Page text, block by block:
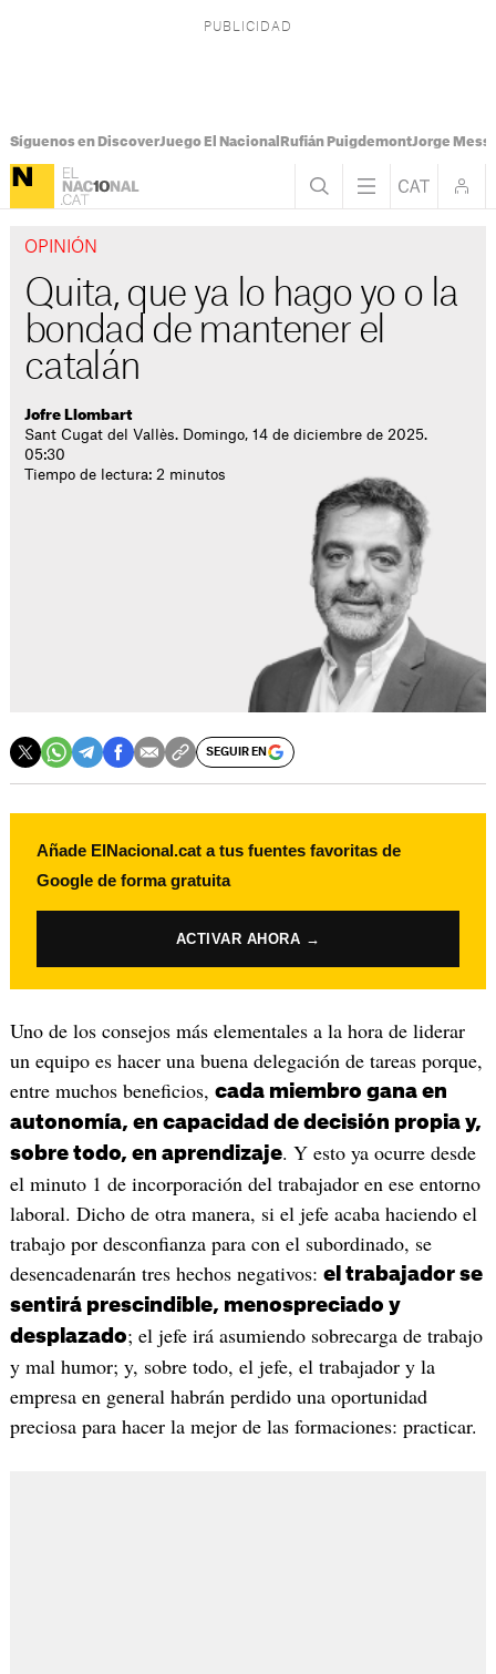
Síguenos en DiscoverJuego El Nacional Rufián PuigdemontJorge Messi
OPINIÓN
Quita, que ya lo hago yo o la
bondad de mantener el
catalán
Jofre Llombart
Sant Cugat del Vallès. Domingo, 14 de diciembre de 2025.
05:30
Tiempo de lectura: 2 minutos
SEGUIR EN
Añade ElNacional.cat a tus fuentes favoritas de
Google de forma gratuita
ACTIVAR AHORA →
Uno de los consejos más elementales a la hora de liderar
un equipo es hacer una buena delegación de tareas porque,
entre muchos beneficios, cada miembro gana en
autonomía, en capacidad de decisión propia y,
sobre todo, en aprendizaje. Y esto ya ocurre desde
el minuto 1 de incorporación del trabajador en ese entorno
laboral. Dicho de otra manera, si el jefe acaba haciendo el
trabajo por desconfianza para con el subordinado, se
desencadenarán tres hechos negativos: el trabajador se
sentirá prescindible, menospreciado y
desplazado; el jefe irá asumiendo sobrecarga de trabajo
y mal humor; y, sobre todo, el jefe, el trabajador y la
empresa en general habrán perdido una oportunidad
preciosa para hacer la mejor de las formaciones: practicar.